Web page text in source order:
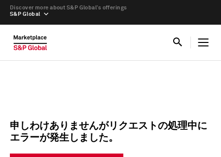
S&P Global
Discover more about S&P Global’s offerings
申しわけありませんがリクエストの処理中に
エラーが発生しました。